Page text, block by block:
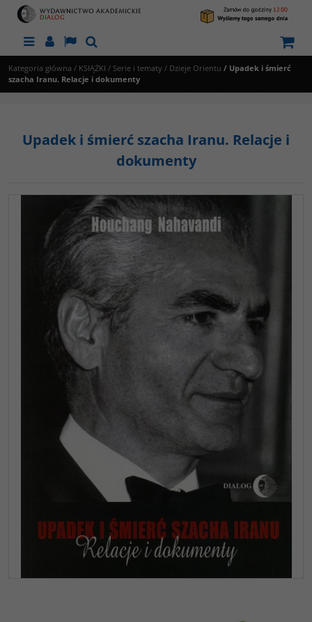
MenuPanelLangSzukaj
Kategoria główna / KSIĄŻKI / Serie i tematy / Dzieje Orientu / Upadek i śmierć
szacha Iranu. Relacje i dokumenty
Upadek i śmierć szacha Iranu. Relacje i
dokumenty